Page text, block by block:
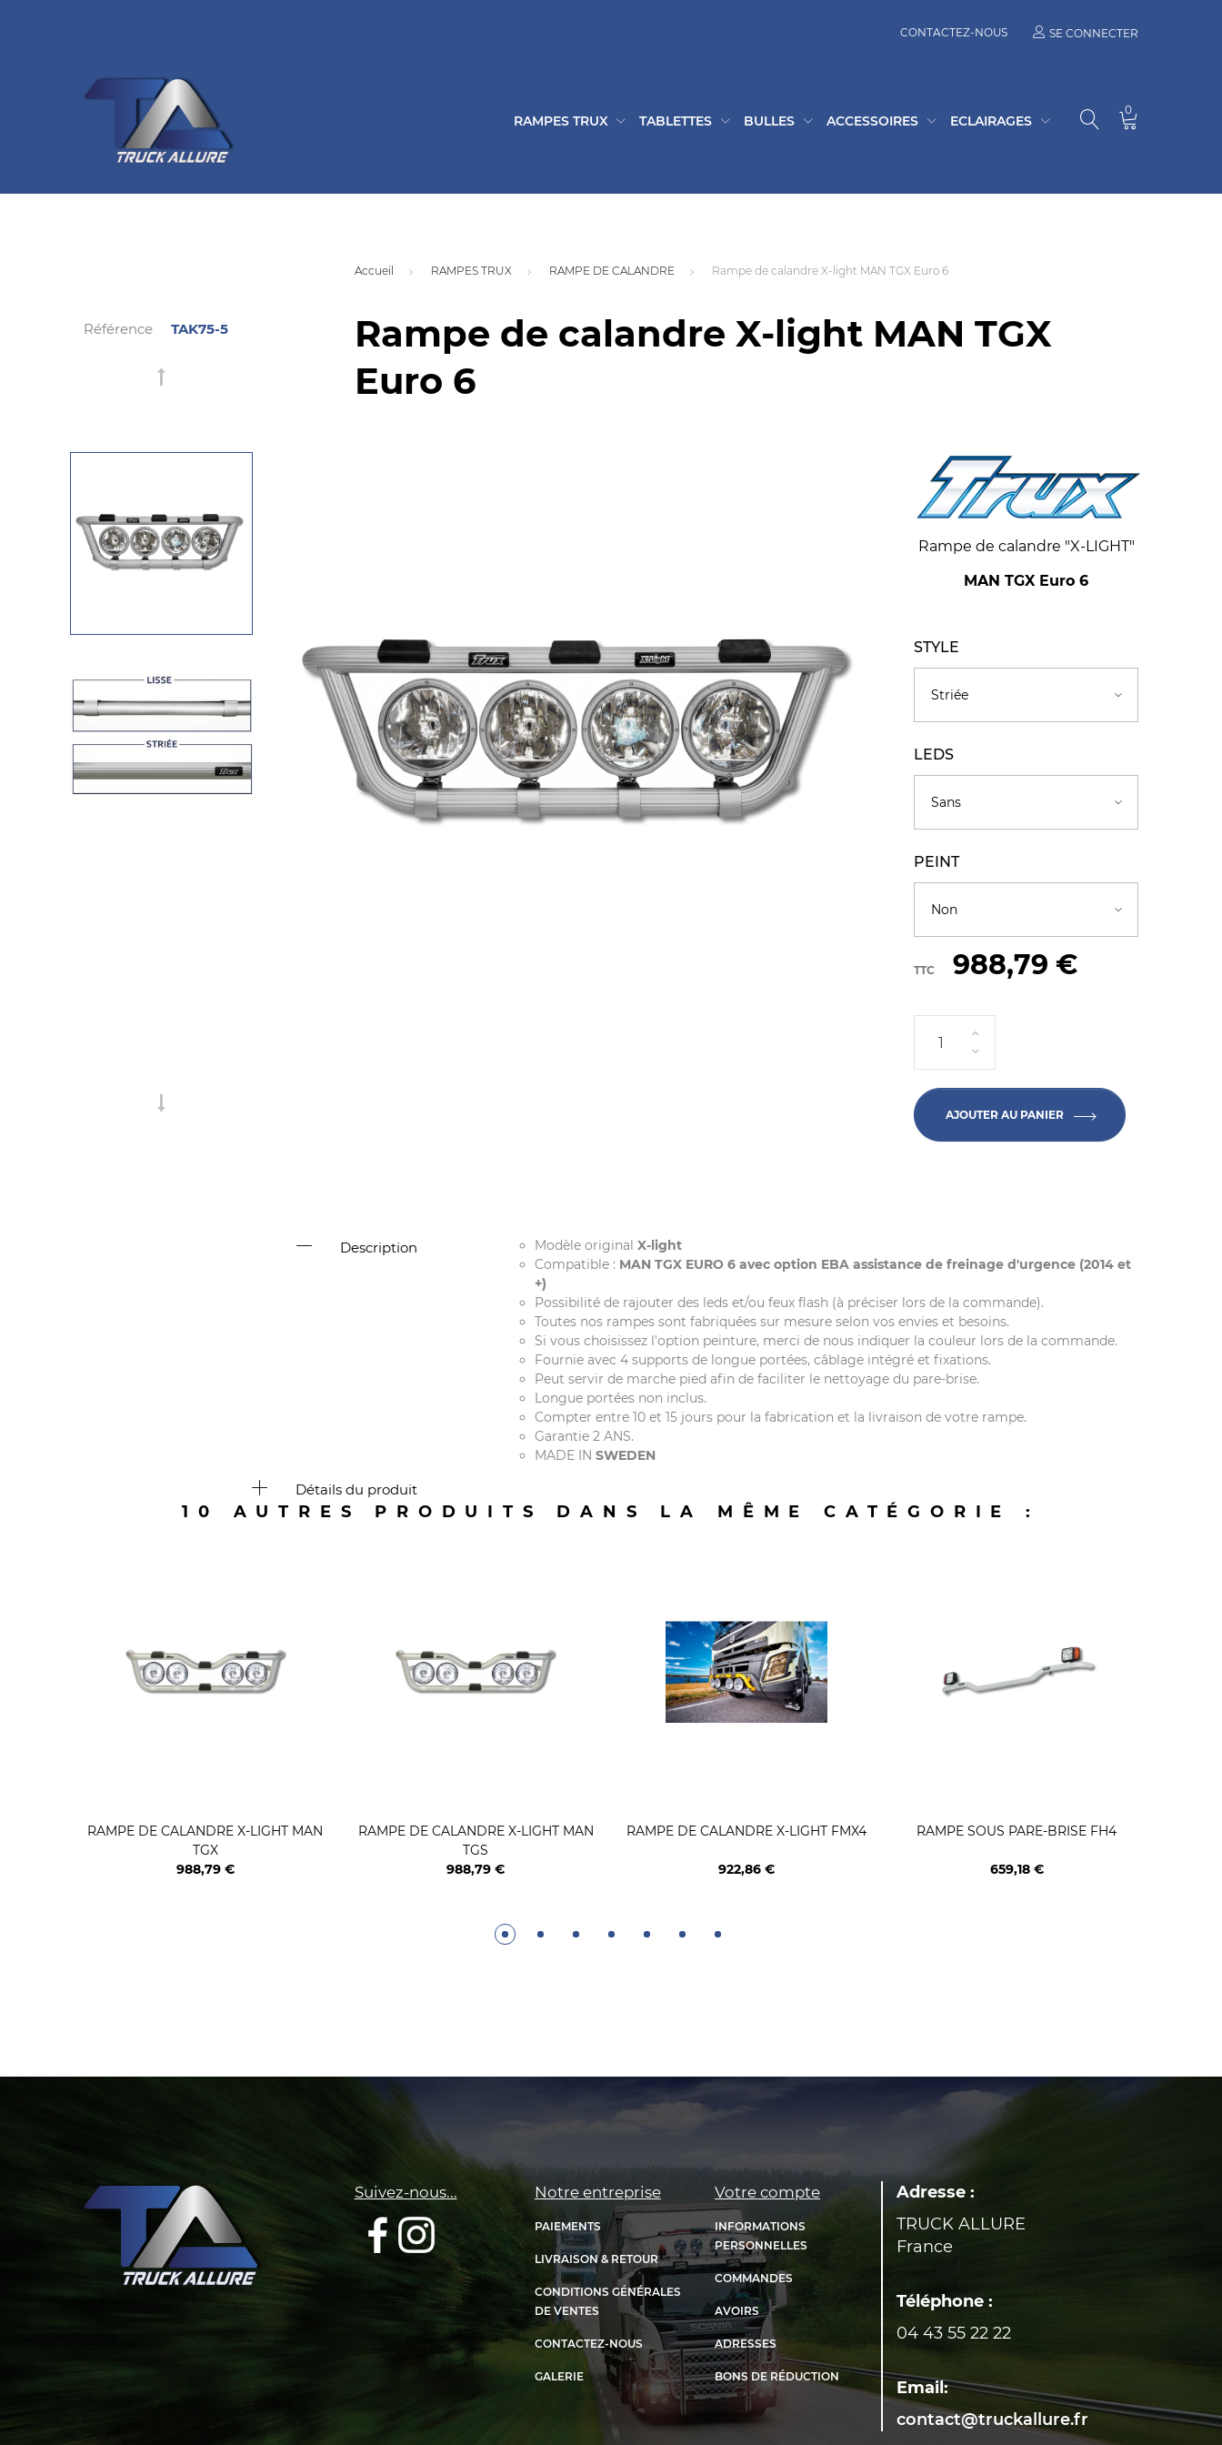
CONTACTEZ-NOUS SE CONNECTER
0
RAMPES TRUX TABLETTES BULLES ACCESSOIRES ECLAIRAGES
Accueil RAMPES TRUX RAMPE DE CALANDRE Rampe de calandre X-light MAN TGX Euro 6
Rampe de calandre X-light MAN TGX
Euro 6
Référence TAK75-5
Rampe de calandre "X-LIGHT"
MAN TGX Euro 6
STYLE
LEDS
PEINT
988,79 €
TTC
AJOUTER AU PANIER
Description Modèle original X-light
Compatible : MAN TGX EURO 6 avec option EBA assistance de freinage d'urgence (2014 et
+)
Possibilité de rajouter des leds et/ou feux flash (à préciser lors de la commande).
Toutes nos rampes sont fabriquées sur mesure selon vos envies et besoins.
Si vous choisissez l'option peinture, merci de nous indiquer la couleur lors de la commande.
Fournie avec 4 supports de longue portées, câblage intégré et fixations.
Peut servir de marche pied afin de faciliter le nettoyage du pare-brise.
Longue portées non inclus.
Compter entre 10 et 15 jours pour la fabrication et la livraison de votre rampe.
Garantie 2 ANS.
MADE IN SWEDEN
Détails du produit
10 AUTRES PRODUITS DANS LA MÊME CATÉGORIE :
RAMPE DE CALANDRE X-LIGHT MAN
TGX
Prix
988,79 €
RAMPE DE CALANDRE X-LIGHT MAN
TGS
Prix
988,79 €
RAMPE DE CALANDRE X-LIGHT FMX4
Prix
922,86 €
RAMPE SOUS PARE-BRISE FH4
Prix
659,18 €
Suivez-nous... Notre entreprise
PAIEMENTS
LIVRAISON & RETOUR
CONDITIONS GÉNÉRALES
DE VENTES
CONTACTEZ-NOUS
GALERIE
Votre compte
INFORMATIONS
PERSONNELLES
COMMANDES
AVOIRS
ADRESSES
BONS DE RÉDUCTION
Adresse :
TRUCK ALLURE
France
Téléphone :
04 43 55 22 22
Email:
contact@truckallure.fr